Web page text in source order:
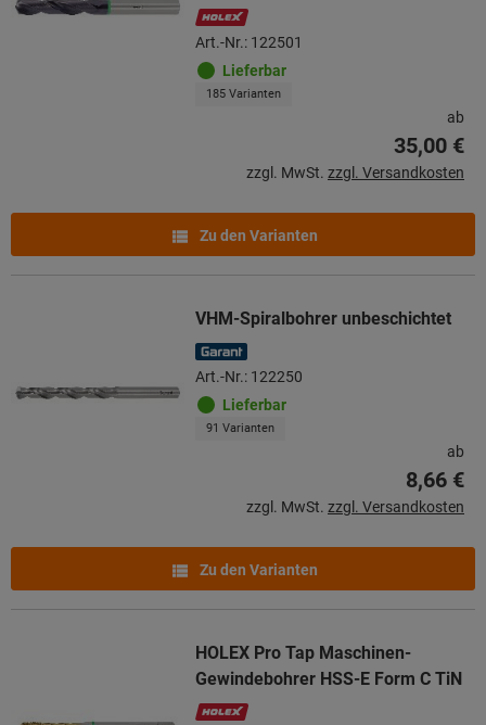
Art.-Nr.: 122501
Lieferbar
185 Varianten
ab
35,00 €
zzgl. MwSt. zzgl. Versandkosten
Zu den Varianten
VHM-Spiralbohrer unbeschichtet
Art.-Nr.: 122250
Lieferbar
91 Varianten
ab
8,66 €
zzgl. MwSt. zzgl. Versandkosten
Zu den Varianten
HOLEX Pro Tap Maschinen-
Gewindebohrer HSS-E Form C TiN